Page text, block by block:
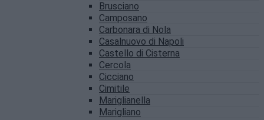
Brusciano
Camposano
Carbonara di Nola
Casalnuovo di Napoli
Castello di Cisterna
Cercola
Cicciano
Cimitile
Mariglianella
Marigliano